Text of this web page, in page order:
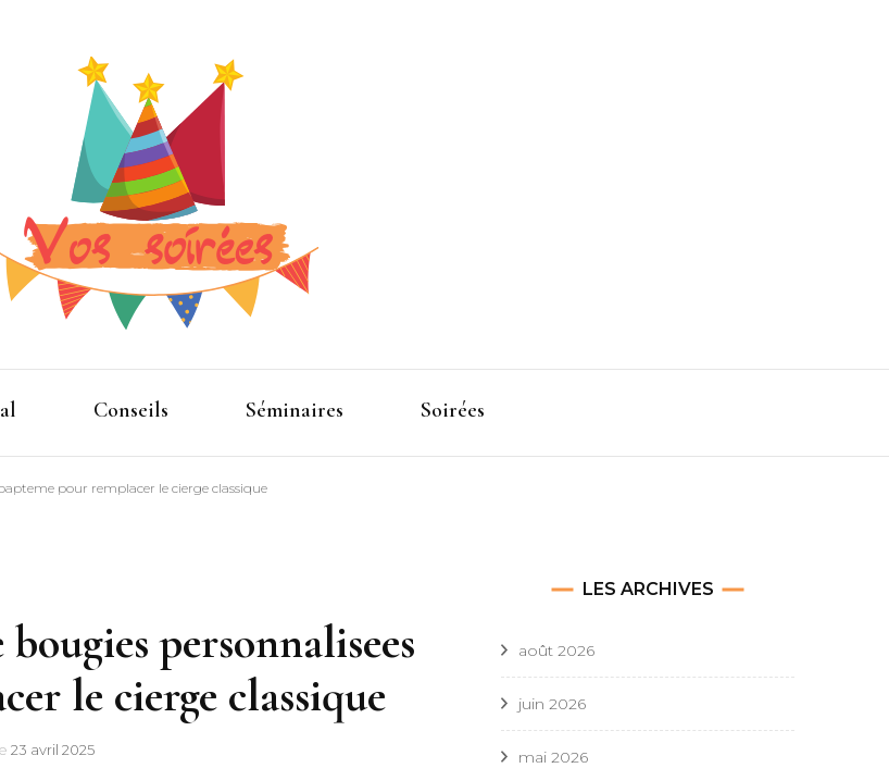
spectacles
la fête devienne plus folle
Conseils Séminaires Soirées
pour remplacer le cierge classique
personnalisees
le cierge classique
23 avril 2025
LES ARCHIVES
août 2026
juin 2026
mai 2026